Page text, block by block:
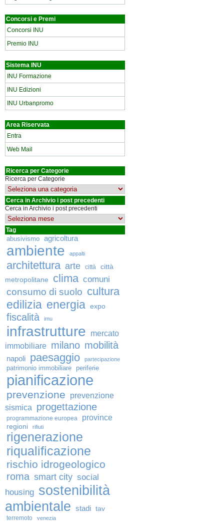
Concorsi e Premi
Concorsi INU
Premio INU
Sistema INU
INU Formazione
INU Edizioni
INU Urbanpromo
Area Riservata
Entra
Web Mail
Ricerca per Categorie
Ricerca per Categorie
Cerca in Archivio i post precedenti
Cerca in Archivio i post precedenti
Tag
abusivismo agricoltura
ambiente appalti
architettura arte città
città
metropolitane
clima comuni
consumo di suolo cultura
edilizia energia expo
fiscalità imu
infrastrutture
mercato
immobiliare milano mobilità
napoli paesaggio partecipazione
patrimonio immobiliare periferie
pianificazione
prevenzione
prevenzione
sismica
progettazione
programmazione europea province
regioni rifiuti
rigenerazione
riqualificazione
rischio idrogeologico
roma smart city social
housing sostenibilità
ambientale stadi tav
terremoto venezia